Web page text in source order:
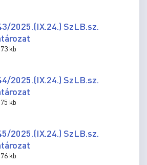
2025.(IX.24.) SzLB.sz.
kb
2025.(IX.24.) SzLB.sz.
kb
2025.(IX.24.) SzLB.sz.
kb